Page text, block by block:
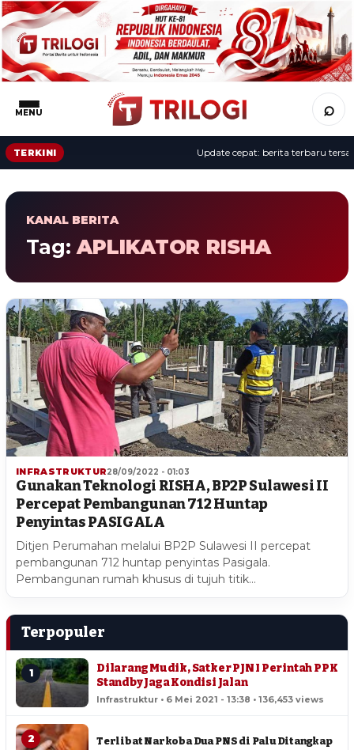
MENU ⌕
TERKINI Update cepat: berita terbaru
KANAL BERITA
Tag: APLIKATOR RISHA
INFRASTRUKTUR28/09/2022 - 01:03
Gunakan Teknologi RISHA, BP2P Sulawesi II
Percepat Pembangunan 712 Huntap
Penyintas PASIGALA
Ditjen Perumahan melalui BP2P Sulawesi II percepat
pembangunan 712 huntap penyintas Pasigala.
Pembangunan rumah khusus di tujuh titik…
Terpopuler
1
Dilarang Mudik, Satker PJN I Perintah PPK
Standby Jaga Kondisi Jalan
Infrastruktur • 6 Mei 2021 - 13:38 • 136,453 views
2 Terlibat Narkoba Dua PNS di Palu Ditangkap